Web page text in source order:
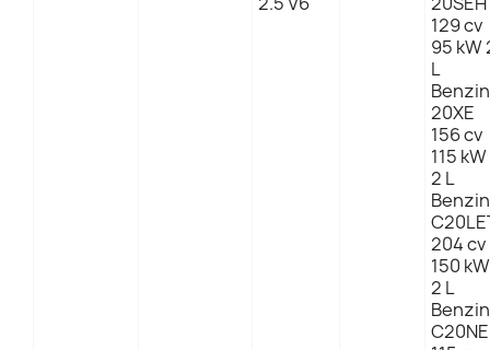
129 cv
95 kW
L
20XE
156 cv
115 kW
2 L
204 cv
150 kW
2 L
C20NE